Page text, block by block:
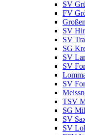
SV
FV
SV
SV
SG
SV
SV
SV
TSV
SG
SV
SV